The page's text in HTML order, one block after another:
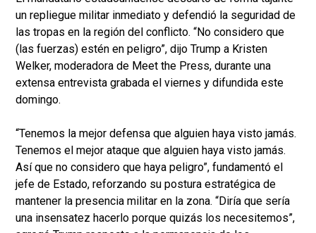
un repliegue militar inmediato y defendió la seguridad de
las tropas en la región del conflicto. “No considero que
(las fuerzas) estén en peligro”, dijo Trump a Kristen
Welker, moderadora de Meet the Press, durante una
extensa entrevista grabada el viernes y difundida este
domingo.
“Tenemos la mejor defensa que alguien haya visto jamás.
Tenemos el mejor ataque que alguien haya visto jamás.
Así que no considero que haya peligro”, fundamentó el
jefe de Estado, reforzando su postura estratégica de
mantener la presencia militar en la zona. “Diría que sería
una insensatez hacerlo porque quizás los necesitemos”,